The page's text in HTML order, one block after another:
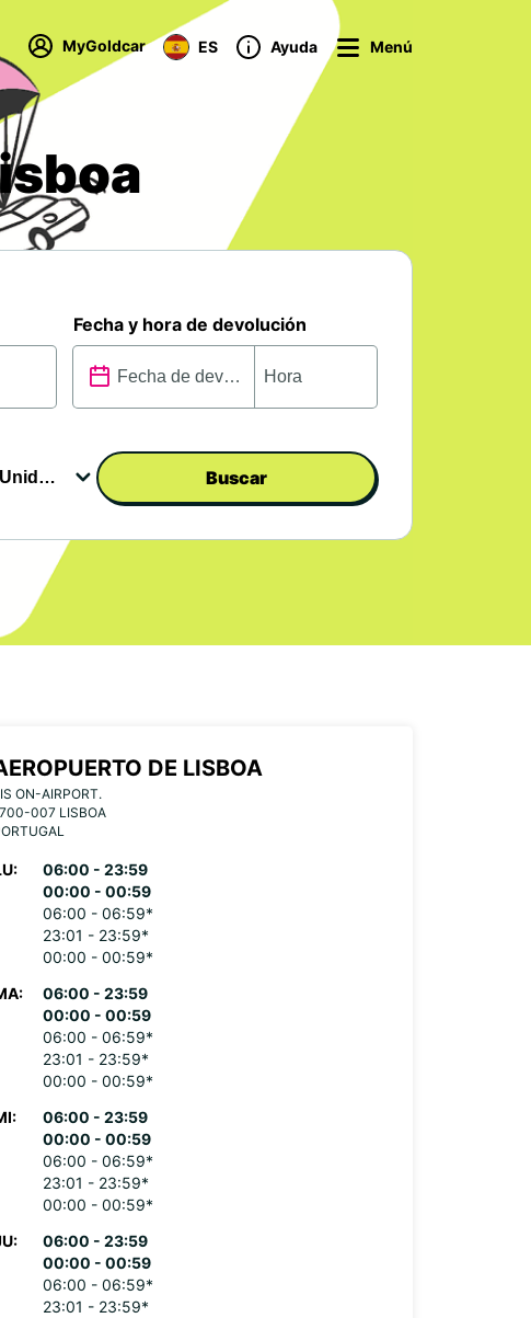
MyGoldcar ES Ayuda Menú
Fecha y hora de devolución
Buscar
DE LISBOA
ON-AIRPORT.
007 LISBOA
06:00 - 23:59
00:00 - 00:59
06:00 - 06:59*
23:01 - 23:59*
00:00 - 00:59*
06:00 - 23:59
00:00 - 00:59
06:00 - 06:59*
23:01 - 23:59*
00:00 - 00:59*
06:00 - 23:59
00:00 - 00:59
06:00 - 06:59*
23:01 - 23:59*
00:00 - 00:59*
06:00 - 23:59
00:00 - 00:59
06:00 - 06:59*
23:01 - 23:59*